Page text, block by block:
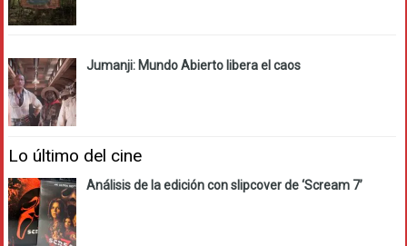
Jumanji: Mundo Abierto libera el caos
Lo último del cine
Análisis de la edición con slipcover de ‘Scream 7’